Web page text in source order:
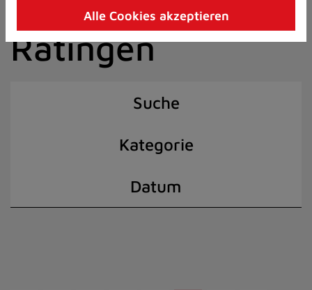
I)
Ratingen
Suche
Kategorie
Datum
Alle Cookies akzeptieren